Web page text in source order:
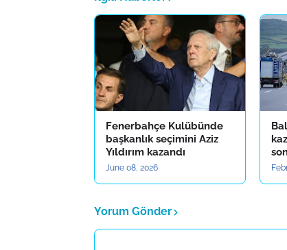
Fenerbahçe Kulübünde
başkanlık seçimini Aziz
Yıldırım kazandı
June 08, 2026
Yorum Gönder